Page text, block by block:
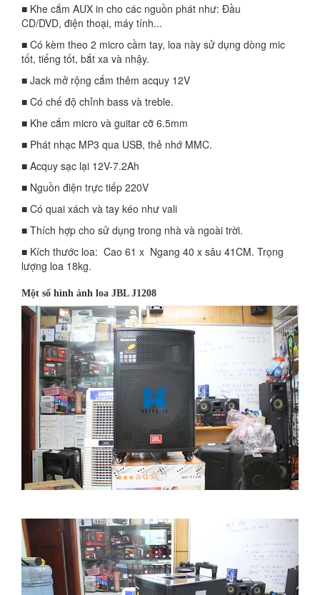
■ Khe cắm AUX in cho các nguồn phát như: Đầu
CD/DVD, điện thoại, máy tính...
■ Có kèm theo 2 micro cầm tay, loa này sử dụng dòng mic
tốt, tiếng tốt, bắt xa và nhậy.
■ Jack mở rộng cắm thêm acquy 12V
■ Có chế độ chỉnh bass và treble.
■ Khe cắm micro và guitar cỡ 6.5mm
■ Phát nhạc MP3 qua USB, thẻ nhớ MMC.
■ Acquy sạc lại 12V-7.2Ah
■ Nguồn điện trực tiếp 220V
■ Có quai xách và tay kéo như vali
■ Thích hợp cho sử dụng trong nhà và ngoài trời.
■ Kích thước loa: Cao 61 x Ngang 40 x sâu 41CM. Trọng
lượng loa 18kg.
Một số hình ảnh loa JBL J1208